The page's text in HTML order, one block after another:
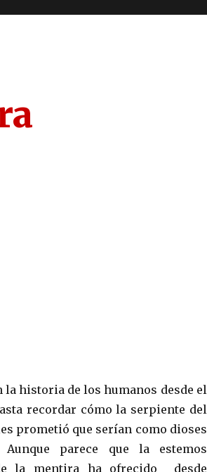
la historia de los humanos desde el
recordar cómo la serpiente del
prometió que serían como dioses
parece que la estemos
la mentira ha ofrecido desde